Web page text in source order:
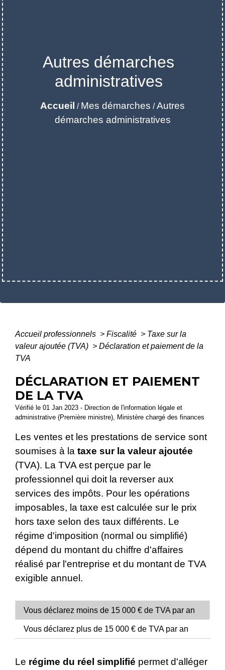
Autres démarches
administratives
Accueil / Mes démarches /Autres
démarches administratives
Accueil professionnels > Fiscalité > Taxe sur la
valeur ajoutée (TVA) > Déclaration et paiement de la
TVA
DÉCLARATION ET PAIEMENT
DE LA TVA
Vérifié le 01 Jan 2023 - Direction de l'information légale et
administrative (Première ministre), Ministère chargé des finances
Les ventes et les prestations de service sont
soumises à la taxe sur la valeur ajoutée
(TVA). La TVA est perçue par le
professionnel qui doit la reverser aux
services des impôts. Pour les opérations
imposables, la taxe est calculée sur le prix
hors taxe selon des taux différents. Le
régime d'imposition (normal ou simplifié)
dépend du montant du chiffre d'affaires
réalisé par l'entreprise et du montant de TVA
exigible annuel.
Vous déclarez moins de 15 000 € de TVA par an
Vous déclarez plus de 15 000 € de TVA par an
Le régime du réel simplifié permet d'alléger